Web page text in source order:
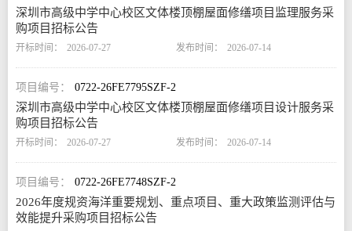
深圳市高级中学中心校区文体楼顶棚屋面修缮项目监理服务采
购项目招标公告
2026-07-27 2026-07-14
0722-26FE7795SZF-2
深圳市高级中学中心校区文体楼顶棚屋面修缮项目设计服务采
购项目招标公告
2026-07-27 2026-07-14
0722-26FE7748SZF-2
2026年度规资海洋重要规划、重点项目、重大政策监测评估与
效能提升采购项目招标公告